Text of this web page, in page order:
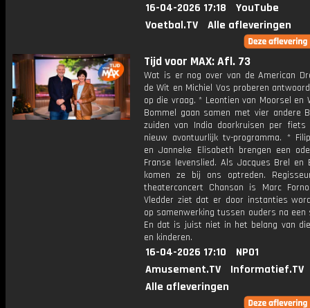
16-04-2026 17:18
YouTube
Voetbal.TV
Alle afleveringen
Tijd voor MAX: Afl. 73
Wat is er nog over van de American
de Wit en Michiel Vos proberen
op die vraag. * Leontien van Moorsel en
Bommel gaan samen met vier andere
zuiden van India doorkruisen per fiets
nieuw avontuurlijk tv-programma. *
en Janneke Elisabeth brengen een
Franse levenslied. Als Jacques Brel en
komen ze bij ons optreden.
theaterconcert Chanson is Marc
Vledder ziet dat er door instanties
op samenwerking tussen ouders na een
En dat is juist niet in het belang van
en kinderen.
16-04-2026 17:10
NPO1
Amusement.TV
Informatief.TV
Alle afleveringen